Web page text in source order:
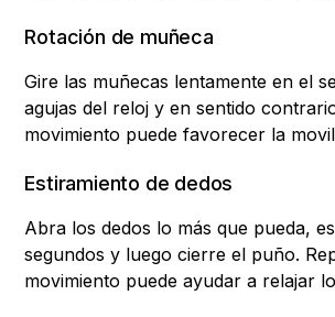
Rotación de muñeca
Gire las muñecas lentamente en el
agujas del reloj y en sentido
movimiento puede favorecer la
Estiramiento de dedos
Abra los dedos lo más que pueda,
segundos y luego cierre el puño.
movimiento puede ayudar a relajar